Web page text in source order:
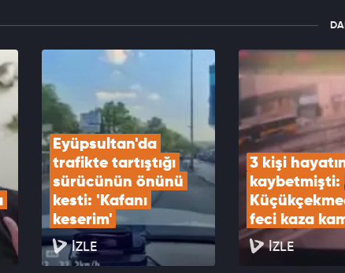
yazan İlkay
gündem oldu
Eyüpsultan'da
trafikte tartıştığı
sürücünün önünü
kesti: 'Kafanı
keserim'
İZLE
3 kişi
kaybetmişti:
feci kaza
İZLE